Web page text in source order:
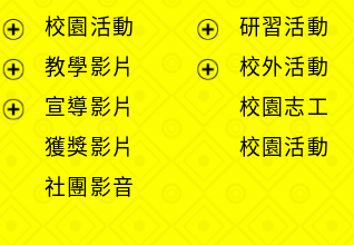
展
開
選
展
開
展
選
校園活動
展
開
教學影片
宣導影片
獲獎影片
社團影音
研習活動
校外活動
校園志工
校園活動